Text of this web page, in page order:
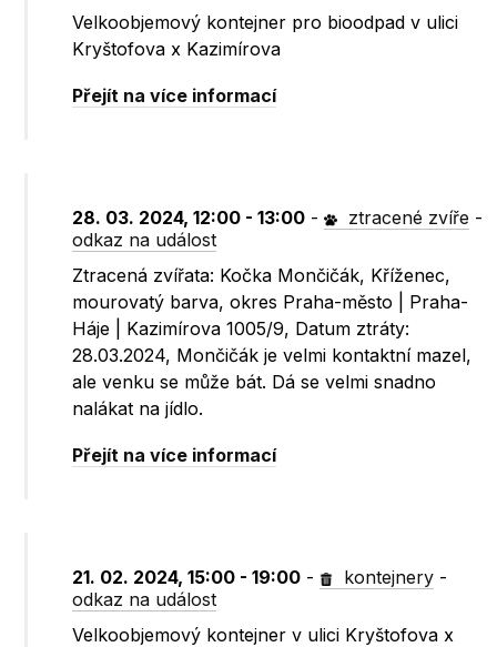
Velkoobjemový kontejner pro bioodpad v ulici
Kryštofova x Kazimírova
Přejít na více informací
28. 03. 2024, 12:00 - 13:00 - ztracené zvíře -
odkaz na událost
Ztracená zvířata: Kočka Mončičák, Kříženec,
mourovatý barva, okres Praha-město | Praha-
Háje | Kazimírova 1005/9, Datum ztráty:
28.03.2024, Mončičák je velmi kontaktní mazel,
ale venku se může bát. Dá se velmi snadno
nalákat na jídlo.
Přejít na více informací
21. 02. 2024, 15:00 - 19:00 - kontejnery -
odkaz na událost
Velkoobjemový kontejner v ulici Kryštofova x